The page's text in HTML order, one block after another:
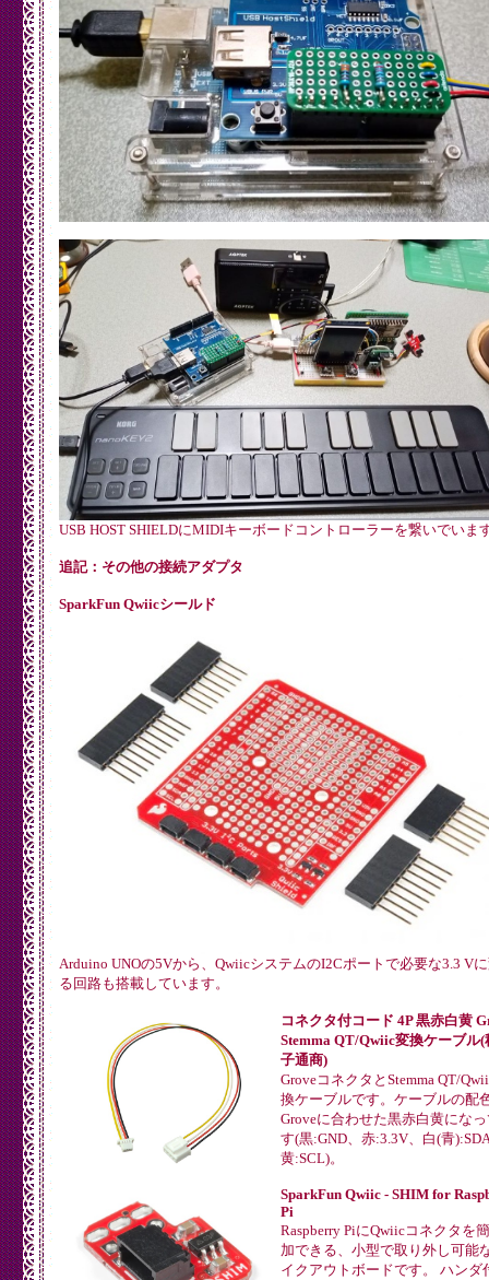
USB HOST SHIELDにMIDIキーボードコントローラーを繋いでいま
追記：その他の接続アダプタ
SparkFun Qwiicシールド
Arduino UNOの5Vから、QwiicシステムのI2Cポートで必要な3.3 V
る回路も搭載しています。
コネクタ付コード 4P 黒赤白黄
Stemma QT/Qwiic変換ケーブル(
子通商)
GroveコネクタとStemma QT/
換ケーブルです。ケーブルの配
Groveに合わせた黒赤白黄にな
す(黒:GND、赤:3.3V、白(青
黄:SCL)。
SparkFun Qwiic - SHIM for
Pi
Raspberry PiにQwiicコネクタを
加できる、小型で取り外し可能
イクアウトボードです。 ハンダ